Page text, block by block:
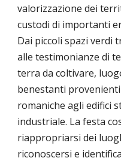
valorizzazione dei
custodi di importanti
Dai piccoli spazi verdi
alle testimonianze di
terra da coltivare,
benestanti
romaniche agli edifici
industriale. La festa
riappropriarsi dei
riconoscersi e